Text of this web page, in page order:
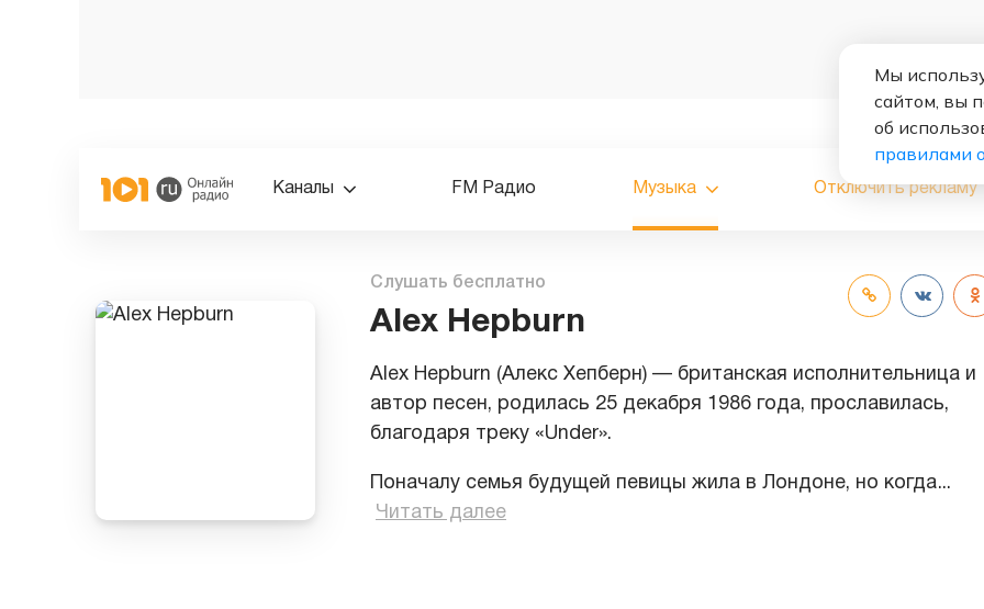
Каналы FM Радио Музыка Отключить рекламу
Слушать бесплатно
Alex Hepburn
Alex Hepburn (Алекс Хепберн) — британская исполнительница и
автор песен, родилась 25 декабря 1986 года, прославилась,
благодаря треку «Under».
Поначалу семья будущей певицы жила в Лондоне, но когда...
Читать далее
Мы
сайтом, вы
об
правилами